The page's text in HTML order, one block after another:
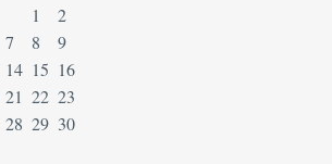
1
2
7 8
9
14 15 16
21 22 23
28 29 30